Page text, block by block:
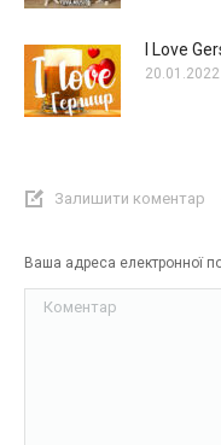
I Love
20.01.2022
Залишити коментар
Ваша адреса електронної
Коментар